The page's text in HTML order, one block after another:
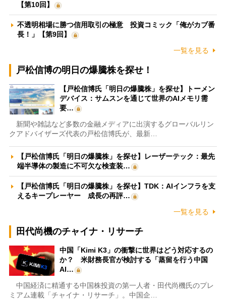
【第10回】
不透明相場に勝つ信用取引の極意 投資コミック「俺がカブ番
長！」【第9回】
一覧を見る
戸松信博の明日の爆騰株を探せ！
【戸松信博氏「明日の爆騰株」を探せ】トーメン
デバイス：サムスンを通じて世界のAIメモリ需
要…
新聞や雑誌など多数の金融メディアに出演するグローバルリン
クアドバイザーズ代表の戸松信博氏が、最新…
【戸松信博氏「明日の爆騰株」を探せ】レーザーテック：最先
端半導体の製造に不可欠な検査装…
【戸松信博氏「明日の爆騰株」を探せ】TDK：AIインフラを支
えるキープレーヤー 成長の再評…
一覧を見る
田代尚機のチャイナ・リサーチ
中国「Kimi K3」の衝撃に世界はどう対応するの
か？ 米財務長官が検討する「蒸留を行う中国
AI…
中国経済に精通する中国株投資の第一人者・田代尚機氏のプレ
ミアム連載「チャイナ・リサーチ」。中国企…